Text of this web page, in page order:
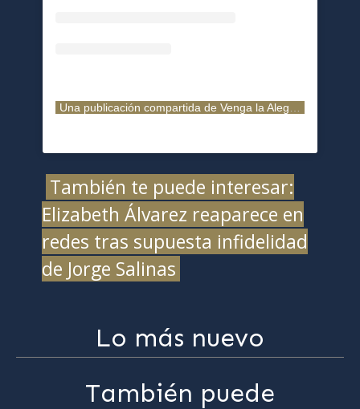
También te puede interesar:
Elizabeth Álvarez reaparece en
redes tras supuesta infidelidad
de Jorge Salinas
Lo más nuevo
También puede